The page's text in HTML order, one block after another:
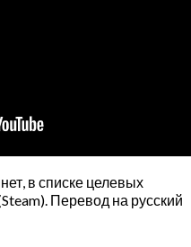
в списке целевых
Перевод на русский